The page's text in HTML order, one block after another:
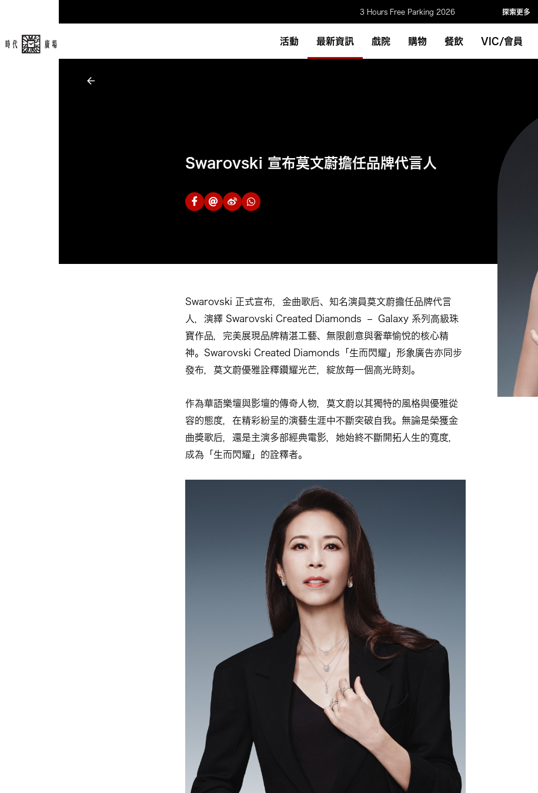
3 Hours Free Parking 2026 探索更多
活動 最新資訊 戲院 購物 餐飲 VIC/會員
Swarovski 宣布莫文蔚擔任品牌代言人
Swarovski 正式宣布，金曲歌后、知名演員莫文蔚擔任品牌代言
人，演繹 Swarovski Created Diamonds – Galaxy 系列高級珠
寶作品，完美展現品牌精湛工藝、無限創意與奢華愉悅的核心精
神。Swarovski Created Diamonds「生而閃耀」形象廣告亦同步
發布，莫文蔚優雅詮釋鑽耀光芒，綻放每一個高光時刻。
作為華語樂壇與影壇的傳奇人物，莫文蔚以其獨特的風格與優雅從
容的態度，在精彩紛呈的演藝生涯中不斷突破自我。無論是榮獲金
曲獎歌后，還是主演多部經典電影，她始終不斷開拓人生的寬度，
成為「生而閃耀」的詮釋者。